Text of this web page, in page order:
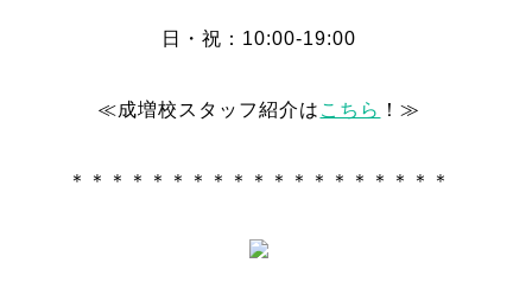
日・祝：10:00-19:00
≪成増校スタッフ紹介は こちら ！≫
＊＊＊＊＊＊＊＊＊＊＊＊＊＊＊＊＊＊＊